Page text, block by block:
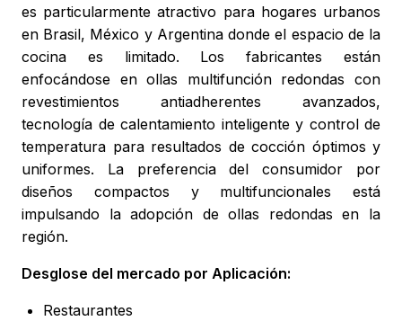
es particularmente atractivo para hogares urbanos
en Brasil, México y Argentina donde el espacio de la
cocina es limitado. Los fabricantes están
enfocándose en ollas multifunción redondas con
revestimientos antiadherentes avanzados,
tecnología de calentamiento inteligente y control de
temperatura para resultados de cocción óptimos y
uniformes. La preferencia del consumidor por
diseños compactos y multifuncionales está
impulsando la adopción de ollas redondas en la
región.
Desglose del mercado por Aplicación:
Restaurantes